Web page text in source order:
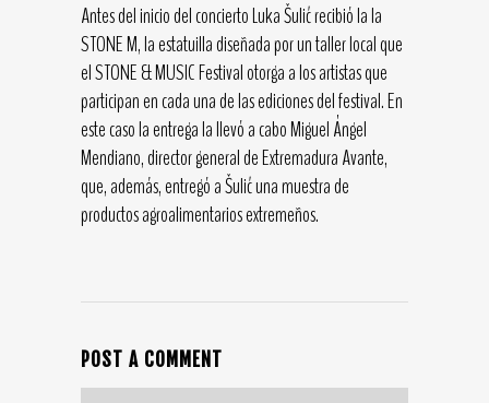
Antes del inicio del concierto Luka Šulić recibió la la
STONE M, la estatuilla diseñada por un taller local que
el STONE & MUSIC Festival otorga a los artistas que
participan en cada una de las ediciones del festival. En
este caso la entrega la llevó a cabo Miguel Ángel
Mendiano, director general de Extremadura Avante,
que, además, entregó a Šulić una muestra de
productos agroalimentarios extremeños.
POST A COMMENT